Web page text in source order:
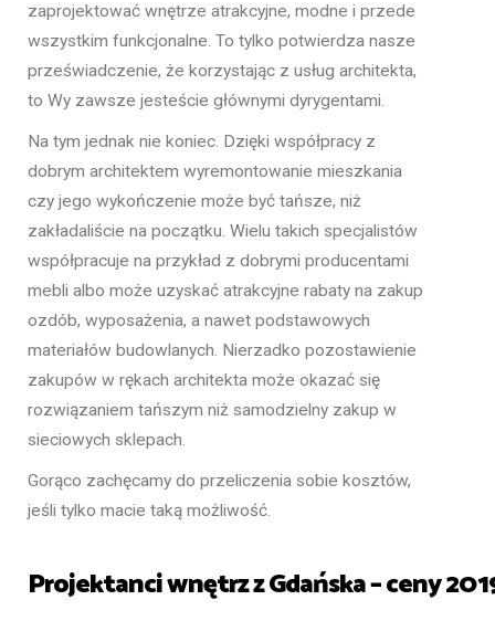
zaprojektować wnętrze atrakcyjne, modne i przede
wszystkim funkcjonalne. To tylko potwierdza nasze
przeświadczenie, że korzystając z usług architekta,
to Wy zawsze jesteście głównymi dyrygentami.
Na tym jednak nie koniec. Dzięki współpracy z
dobrym architektem wyremontowanie mieszkania
czy jego wykończenie może być tańsze, niż
zakładaliście na początku. Wielu takich specjalistów
współpracuje na przykład z dobrymi producentami
mebli albo może uzyskać atrakcyjne rabaty na zakup
ozdób, wyposażenia, a nawet podstawowych
materiałów budowlanych. Nierzadko pozostawienie
zakupów w rękach architekta może okazać się
rozwiązaniem tańszym niż samodzielny zakup w
sieciowych sklepach.
Gorąco zachęcamy do przeliczenia sobie kosztów,
jeśli tylko macie taką możliwość.
Projektanci wnętrz z Gdańska – ceny